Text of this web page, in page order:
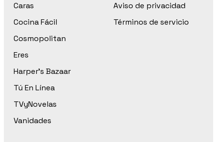
Caras
Cocina Fácil
Cosmopolitan
Eres
Harper’s Bazaar
Tú En Línea
TVyNovelas
Vanidades
Aviso de privacidad
Términos de servicio